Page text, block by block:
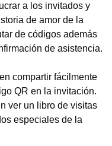
a los invitados y
de amor de la
de códigos además
de asistencia.
compartir fácilmente
QR en la invitación.
ver un libro de visitas
especiales de la